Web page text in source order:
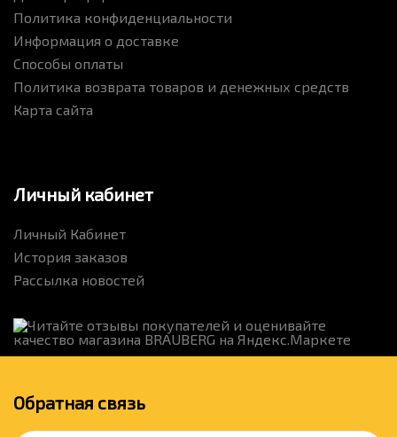
Политика конфиденциальности
Информация о доставке
Способы оплаты
Политика возврата товаров и денежных средств
Карта сайта
Личный кабинет
Личный Кабинет
История заказов
Рассылка новостей
Обратная связь